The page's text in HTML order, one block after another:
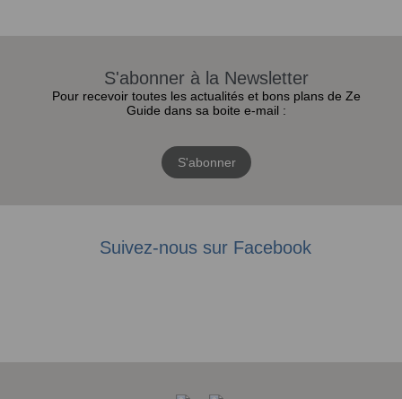
S'abonner à la Newsletter
Pour recevoir toutes les actualités et bons plans de Ze
Guide dans sa boite e-mail :
S'abonner
Suivez-nous sur Facebook